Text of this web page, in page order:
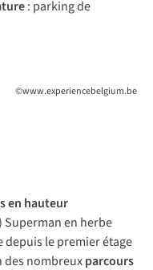
: parking de
©www.experiencebelgium.be
en hauteur
Superman en herbe
le premier étage
des nombreuxparcours